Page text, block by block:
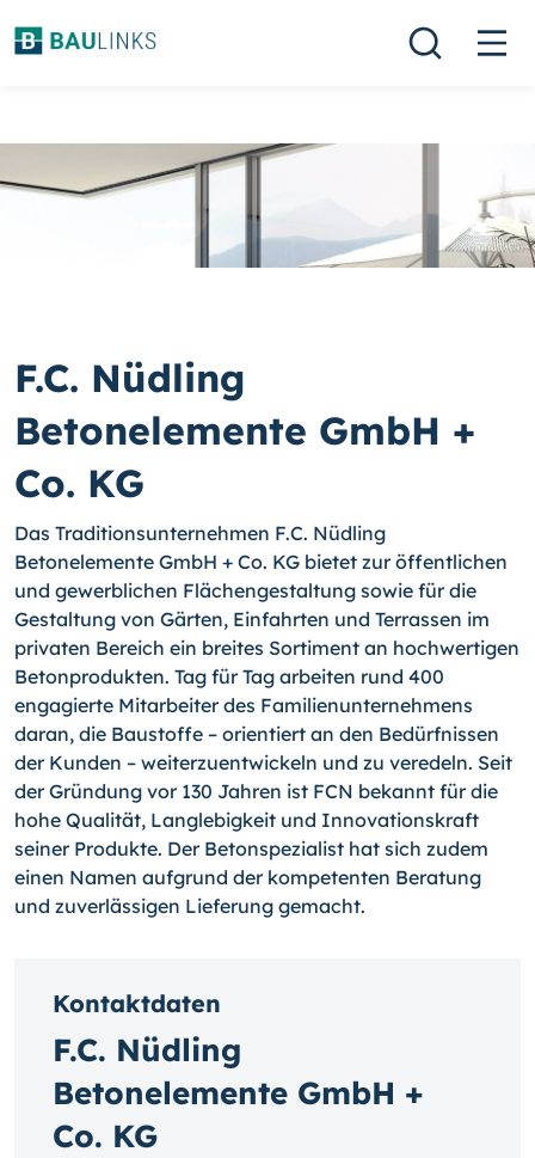
F.C. Nüdling
Betonelemente GmbH +
Co. KG
Das Traditionsunternehmen F.C. Nüdling
Betonelemente GmbH + Co. KG bietet zur öffentlichen
und gewerblichen Flächengestaltung sowie für die
Gestaltung von Gärten, Einfahrten und Terrassen im
privaten Bereich ein breites Sortiment an hochwertigen
Betonprodukten. Tag für Tag arbeiten rund 400
engagierte Mitarbeiter des Familienunternehmens
daran, die Baustoffe – orientiert an den Bedürfnissen
der Kunden – weiterzuentwickeln und zu veredeln. Seit
der Gründung vor 130 Jahren ist FCN bekannt für die
hohe Qualität, Langlebigkeit und Innovationskraft
seiner Produkte. Der Betonspezialist hat sich zudem
einen Namen aufgrund der kompetenten Beratung
und zuverlässigen Lieferung gemacht.
Kontaktdaten
F.C. Nüdling
Betonelemente GmbH +
Co. KG